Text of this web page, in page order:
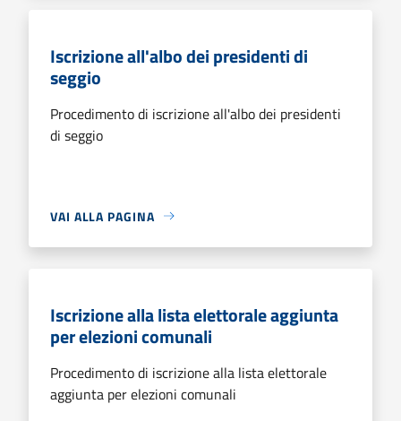
Iscrizione all'albo dei presidenti di
seggio
Procedimento di iscrizione all'albo dei presidenti
di seggio
VAI ALLA PAGINA
Iscrizione alla lista elettorale aggiunta
per elezioni comunali
Procedimento di iscrizione alla lista elettorale
aggiunta per elezioni comunali